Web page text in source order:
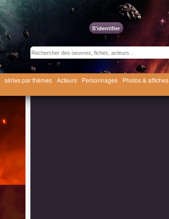
S'identifier
séries par thèmes Acteurs Personnages
Photos & affiches